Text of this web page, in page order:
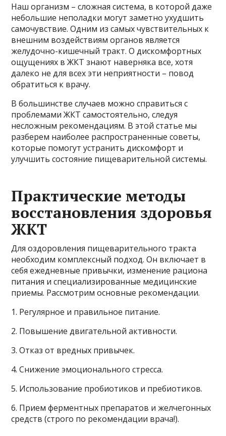
Наш организм – сложная система, в которой даже
небольшие неполадки могут заметно ухудшить
самочувствие. Одним из самых чувствительных к
внешним воздействиям органов является
желудочно-кишечный тракт. О дискомфортных
ощущениях в ЖКТ знают наверняка все, хотя
далеко не для всех эти неприятности – повод
обратиться к врачу.
В большинстве случаев можно справиться с
проблемами ЖКТ самостоятельно, следуя
несложным рекомендациям. В этой статье мы
разберем наиболее распространенные советы,
которые помогут устранить дискомфорт и
улучшить состояние пищеварительной системы.
Практические методы
восстановления здоровья
ЖКТ
Для оздоровления пищеварительного тракта
необходим комплексный подход. Он включает в
себя ежедневные привычки, изменение рациона
питания и специализированные медицинские
приемы. Рассмотрим основные рекомендации.
1. Регулярное и правильное питание.
2. Повышение двигательной активности.
3. Отказ от вредных привычек.
4. Снижение эмоционального стресса.
5. Использование пробиотиков и пребиотиков.
6. Прием ферментных препаратов и желчегонных
средств (строго по рекомендации врача!).